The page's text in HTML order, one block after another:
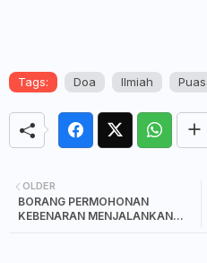
Tags: Doa Ilmiah
OLDER
BORANG PERMOHONAN
KEBENARAN MENJALANKAN